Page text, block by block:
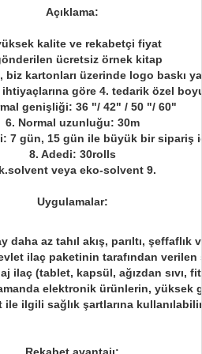
Açıklama:
kalite ve rekabetçi fiyat
ücretsiz örnek kitap
biz kartonları üzerinde logo baskı
göre 4. tedarik özel
genişliği: 36 "/ 42" / 50 "/ 60"
6. Normal uzunluğu: 30m
7 gün, 15 gün ile büyük bir sipariş
8. Adedi: 30rolls
veya eko-solvent 9.
Uygulamalar:
daha az tahıl akış, parıltı, şeffaflık
ilaç paketinin tarafından verilen
ilaç (tablet, kapsül, ağızdan sıvı,
elektronik ürünlerin, yüksek
ile ilgili sağlık şartlarına